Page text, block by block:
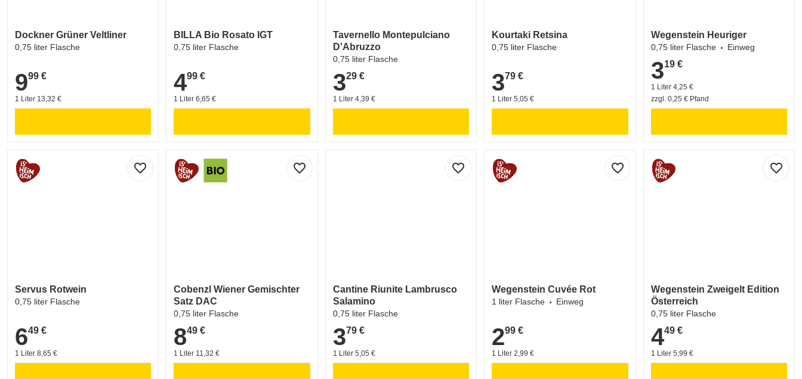
Dockner Grüner Veltliner
0,75 liter Flasche
9,99 €
999 €
1 Liter 13,32 €
BILLA Bio Rosato IGT
0,75 liter Flasche
4,99 €
499 €
1 Liter 6,65 €
Tavernello Montepulciano
D'Abruzzo
0,75 liter Flasche
3,29 €
329 €
1 Liter 4,39 €
Kourtaki Retsina
0,75 liter Flasche
3,79 €
379 €
1 Liter 5,05 €
Wegenstein Heuriger
0,75 liter Flasche Einweg
3,19 €
319 €
1 Liter 4,25 €
zzgl. 0,25 € Pfand
favorite_border
Servus Rotwein
0,75 liter Flasche
6,49 €
649 €
1 Liter 8,65 €
favorite_border
Cobenzl Wiener Gemischter
Satz DAC
0,75 liter Flasche
8,49 €
849 €
1 Liter 11,32 €
favorite_border
Cantine Riunite Lambrusco
Salamino
0,75 liter Flasche
3,79 €
379 €
1 Liter 5,05 €
favorite_border
Wegenstein Cuvée Rot
1 liter Flasche Einweg
2,99 €
299 €
1 Liter 2,99 €
favorite_border
Wegenstein Zweigelt Edition
Österreich
0,75 liter Flasche
4,49 €
449 €
1 Liter 5,99 €